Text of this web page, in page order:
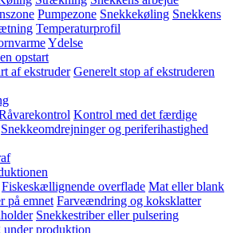
Pumpezone Snekkekøling Snekkens
Temperaturprofil
Ydelse
opstart
af ekstruder Generelt stop af ekstruderen
Kontrol med det færdige
Snekkeomdrejninger og periferihastighed
Fiskeskællignende overflade Mat eller blank
på emnet Farveændring og koksklatter
Snekkestriber eller pulsering
produktion